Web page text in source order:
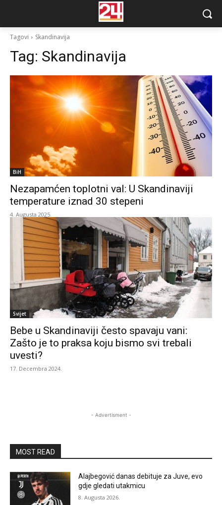
Tagovi Skandinavija
Tag: Skandinavija
BiH
Nezapamćen toplotni val: U Skandinaviji
temperature iznad 30 stepeni
4. Augusta 2025.
Svijet
Bebe u Skandinaviji često spavaju vani:
Zašto je to praksa koju bismo svi trebali
uvesti?
17. Decembra 2024.
- Advertisment -
MOST READ
Alajbegović danas debituje za Juve, evo
gdje gledati utakmicu
8. Augusta 2026.